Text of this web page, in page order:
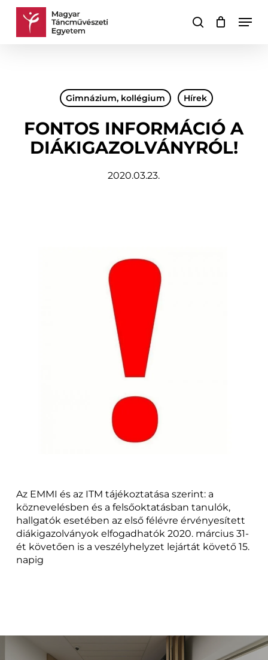
Skip
keresés
Kosár Kosár
Gimnázium, kollégium Hírek
FONTOS INFORMÁCIÓ A
DIÁKIGAZOLVÁNYRÓL!
2020.03.23.
Az EMMI és az ITM tájékoztatása szerint: a
köznevelésben és a felsőoktatásban tanulók,
hallgatók esetében az első félévre érvényesített
diákigazolványok elfogadhatók 2020. március 31-
ét követően is a veszélyhelyzet lejártát követő 15.
napig